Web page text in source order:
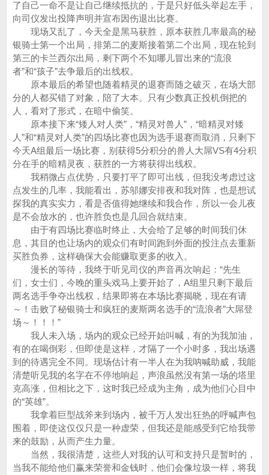
了自己一命不是让自己继续抵抗的，于是只好低头举起左手，
向司仪发出投降声明并宣布因伤退出比赛。
现场又乱了，今天全是黑马获胜，原本获胜几率最高的秘
银骑士第一个出局，排第二的麦斯接着第二个出局，现在轮到
第三的卡兰西尔出局，剩下两个不知哪儿冒出来的“流浪
者”和“孩子”去争最后的出线权。
原本最后的希望也随着精灵的退赛而随之破灭，在场大部
分的人都买错了对象，陪了大本。只有少数真正投机倒把的
人，看对了形式，在暗中偷笑。
原本接下来“矮人对人类”，“精灵对兽人”，“暗精灵对矮
人”和“精灵对人类”的四场比赛也因为选手退赛而取消，只剩下
今天A组最后一场比赛，别获得5分积分的兽人大屌VS有4分积
分在手的暗精灵夜，获胜的一方将获得出线权。
我稍微占点优势，只要打平了即可出线，但我没考虑过这
点发生的几率，我能看出，苏邬娜安排夜和我对阵，也是想试
探我的真实实力，看是否值得她继续和我合作，所以一会儿夜
是不会放水的，也许胜负也是几回合就结束。
由于有四场比赛临时终止，大会给了足够的时间我们休
息，其目的也让场内的观众们有时间跑到外面的投注点去重新
买胜负券，这样确保大会能赚取更多的收入。
漫长的等待，我终于听见司仪的声音再次响起：“先生
们，女士们，今晚的重头戏马上要开始了，A组里只剩下最后
两名选手争夺出线权，结果即将在本场比赛揭晓，现在有请
～！击败了秘银骑士和疯狂的麦斯两名选手的“流浪者”大屌登
场～！！！”
我人未入场，场内的观众已经开始叫喊，有的为我加油，
有的在喝倒彩，但即使是这样，才隔了一个小时多，我出场遇
到的待遇完全不同。现场估计有一半人在为我呐喊助威，我能
清楚听见我的名字在不停地响起，声浪虽然没有第一场的塔里
克高涨，但相比之下，这时我已经成为主角，成为他们心目中
的“英雄”。
我拿着巨型战斧来到场内，被千万人发出狂热的呼喊声包
围着，即使这仅仅只是一种虚荣，但我还是能感受到它给我带
来的鼓励，从而产生力量。
当然，我很清楚，这些人对我的认可和支持只是暂时的，
当我不能给他们赢来荣誉和金钱时，他们会像垃圾一样，将我